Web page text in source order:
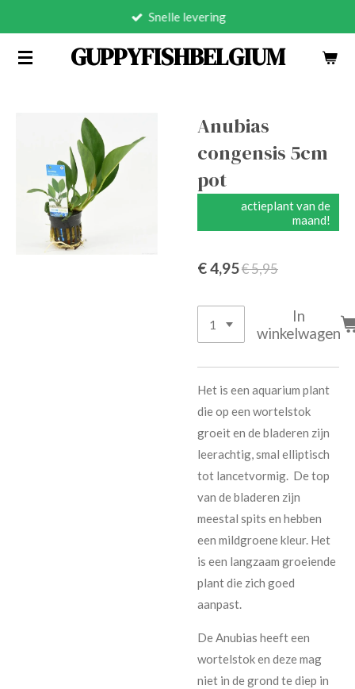
naar
GUPPYFISHBELGIUM
Snelle levering
Anubias
congensis 5cm
pot
actieplant van de
maand!
€ 4,95€ 5,95
In
winkelwagen
Het is een aquarium plant
die op een wortelstok
groeit en de bladeren zijn
leerachtig, smal elliptisch
tot lancetvormig. De top
van de bladeren zijn
meestal spits en hebben
een mildgroene kleur. Het
is een langzaam groeiende
plant die zich goed
aanpast.
De Anubias heeft een
wortelstok en deze mag
niet in de grond te diep in